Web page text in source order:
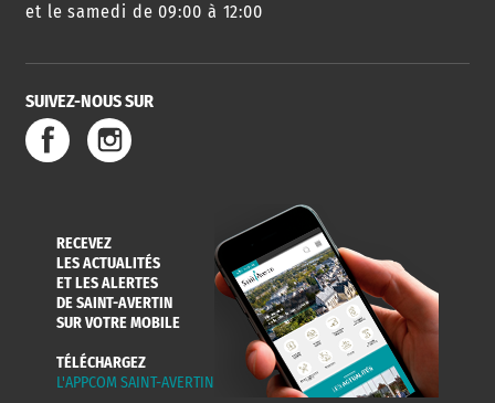
SERVICE
DE L'EAU
et le samedi de 09:00 à 12:00
SUIVEZ-NOUS SUR
RECEVEZ
LES ACTUALITÉS
ET LES ALERTES
DE SAINT-AVERTIN
SUR VOTRE MOBILE
TÉLÉCHARGEZ
L'APPCOM SAINT-AVERTIN